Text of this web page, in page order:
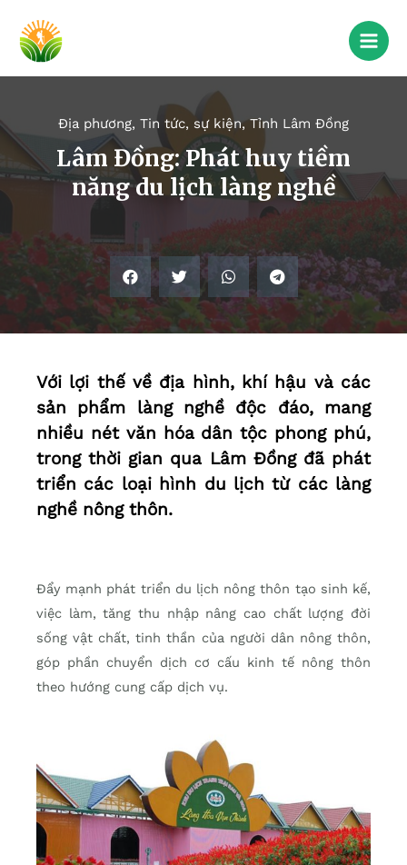
Địa phương, Tin tức, sự kiện,Tỉnh Lâm Đồng
Lâm Đồng: Phát huy tiềm
năng du lịch làng nghề
Với lợi thế về địa hình, khí hậu và các
sản phẩm làng nghề độc đáo, mang
nhiều nét văn hóa dân tộc phong phú,
trong thời gian qua Lâm Đồng đã phát
triển các loại hình du lịch từ các làng
nghề nông thôn.
Đẩy mạnh phát triển du lịch nông thôn tạo sinh kế,
việc làm, tăng thu nhập nâng cao chất lượng đời
sống vật chất, tinh thần của người dân nông thôn,
góp phần chuyển dịch cơ cấu kinh tế nông thôn
theo hướng cung cấp dịch vụ.